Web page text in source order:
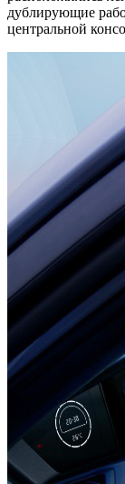
дублирующие
центральной